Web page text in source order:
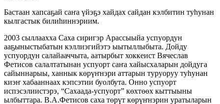
Бастаан хапсаҕай саҥа үйэҕэ хайдах сайдан кэлбитин туһунан
кылгастык билиһиннэриим.
2003 сыллаахха Саха сиригэр Арассыыйа успуордун
ааҕыныстыбатын кэллиэгийэтэ ыытыллыбыта. Дойду
успуордун салайааччыта, аатырбыт хоккеист Вячеслав
Фетисов салалтатынан успуорт саҥа хайысхаларын дойдуга
сайыннарыы, ханнык көрүҥнэри аттарын туруоруу туһунан
киэҥ хабааннаах кэпсэтии буолбута. Онно успуорт
испэсэлиистэрэ, “Сахаада-успуорт” көхтөөх кыттыыны
ылбыттара. В.А.Фетисов саха төрүт көрүҥнэрин уратыларын